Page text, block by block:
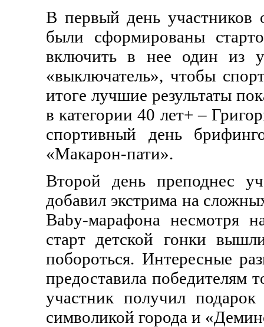
В первый день участников
были сформированы
включить в нее один из
«выключатель», чтобы
итоге лучшие результаты
в категории 40 лет+ –
спортивный день
«Макарон-пати».
Второй день преподнес
добавил экстрима на
Baby-марафона несмотря
старт детской гонки
побороться. Интересные
предоставила победителям
участник получил
символикой города и